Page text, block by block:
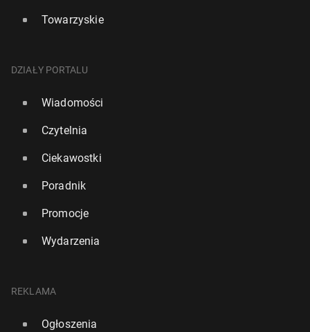
Towarzyskie
DZIAŁY PORTALU
Wiadomości
Czytelnia
Ciekawostki
Poradnik
Promocje
Wydarzenia
REKLAMA
Ogłoszenia